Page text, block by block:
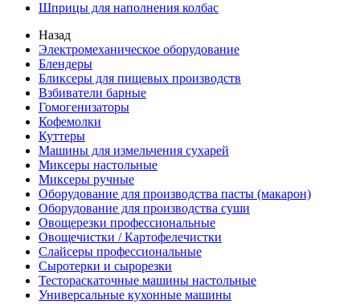
Шприцы для наполнения колбас
Назад
Электромеханическое оборудование
Блендеры
Бликсеры для пищевых производств
Взбиватели барные
Гомогенизаторы
Кофемолки
Куттеры
Машины для измельчения сухарей
Миксеры настольные
Миксеры ручные
Оборудование для производства пасты (макарон)
Оборудование для производства суши
Овощерезки профессиональные
Овощечистки / Картофелечистки
Слайсеры профессиональные
Сыротерки и сырорезки
Тестораскаточные машины настольные
Универсальные кухонные машины